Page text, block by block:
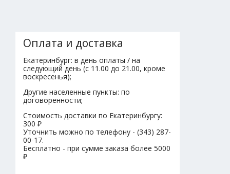
Оплата и доставка
Екатеринбург: в день оплаты / на
следующий день (с 11.00 до 21.00, кроме
воскресенья);
Другие населенные пункты: по
договоренности;
Стоимость доставки по Екатеринбургу:
300 ₽
Уточнить можно по телефону - (343) 287-
00-17.
Бесплатно - при сумме заказа более 5000
₽